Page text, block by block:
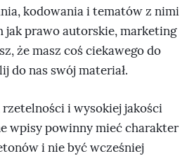
kodowania i tematów z nimi
jak prawo autorskie, marketing
że masz coś ciekawego do
do nas swój materiał.
i wysokiej jakości
wpisy powinny mieć charakter
i nie być wcześniej